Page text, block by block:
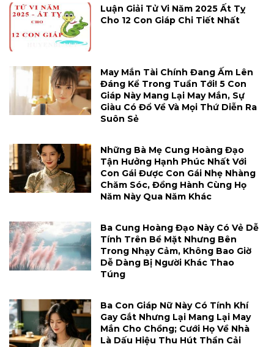
Luận Giải Tử Vi Năm 2025 Ất Tỵ
Cho 12 Con Giáp Chi Tiết Nhất
May Mắn Tài Chính Đang Ấm Lên
Đáng Kể Trong Tuần Tới! 5 Con
Giáp Này Mang Lại May Mắn, Sự
Giàu Có Đổ Về Và Mọi Thứ Diễn Ra
Suôn Sẻ
Những Bà Mẹ Cung Hoàng Đạo
Tận Hưởng Hạnh Phúc Nhất Với
Con Gái Được Con Gái Nhẹ Nhàng
Chăm Sóc, Đồng Hành Cùng Họ
Năm Này Qua Năm Khác
Ba Cung Hoàng Đạo Này Có Vẻ Dễ
Tính Trên Bề Mặt Nhưng Bên
Trong Nhạy Cảm, Không Bao Giờ
Dễ Dàng Bị Người Khác Thao
Túng
Ba Con Giáp Nữ Này Có Tính Khí
Gay Gắt Nhưng Lại Mang Lại May
Mắn Cho Chồng; Cưới Họ Về Nhà
Là Dấu Hiệu Thu Hút Thần Cải